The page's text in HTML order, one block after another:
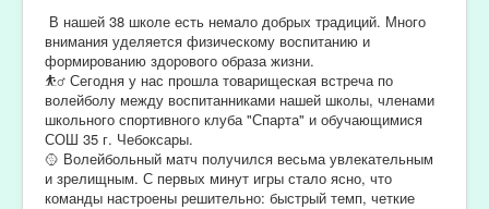
В нашей 38 школе есть немало добрых традиций. Много
внимания уделяется физическому воспитанию и
формированию здорового образа жизни.
⛹️‍♂️ Сегодня у нас прошла товарищеская встреча по
волейболу между воспитанниками нашей школы, членами
школьного спортивного клуба "Спарта" и обучающимися
СОШ 35 г. Чебоксары.
🥎 Волейбольный матч получился весьма увлекательным
и зрелищным. С первых минут игры стало ясно, что
команды настроены решительно: быстрый темп, четкие